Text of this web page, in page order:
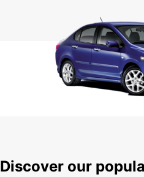
Discover our